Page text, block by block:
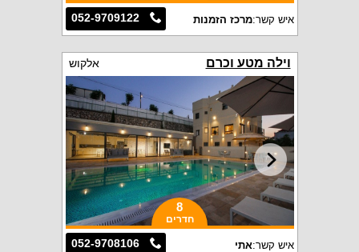
052-9709122 איש קשר:מרכז הזמנות
וילה מטע וכרם אלקוש
8
חדרים
052-9708106 איש קשר:אתי